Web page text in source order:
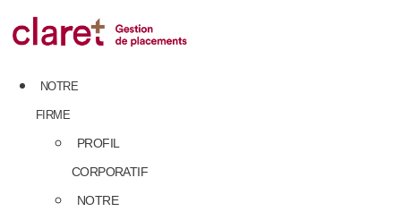
to
content
NOTRE
FIRME
PROFIL
CORPORATIF
NOTRE